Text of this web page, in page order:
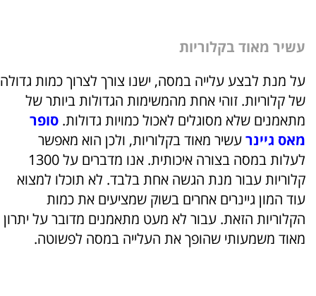
עשיר מאוד בקלוריות
על מנת לבצע עלייה במסה, ישנו צורך לצרוך כמות גדולה
של קלוריות. זוהי אחת מהמשימות הגדולות ביותר של
מתאמנים שלא מסוגלים לאכול כמויות גדולות. סופר
מאס גיינרעשיר מאוד בקלוריות, ולכן הוא מאפשר
לעלות במסה בצורה איכותית. אנו מדברים על 1300
קלוריות עבור מנת הגשה אחת בלבד. לא תוכלו למצוא
עוד המון גיינרים אחרים בשוק שמציעים את כמות
הקלוריות הזאת. עבור לא מעט מתאמנים מדובר על יתרון
מאוד משמעותי שהופך את העלייה במסה לפשוטה.